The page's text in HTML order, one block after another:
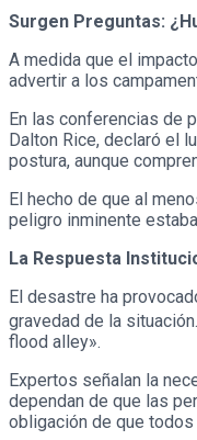
Surgen Preguntas:
A medida que el
advertir a los
En las conferencias de
Dalton Rice, declaró el
postura, aunque
El hecho de que al
peligro inminente
La Respuesta
El desastre ha
gravedad de la situación.
flood alley».
Expertos señalan la
dependan de que las
obligación de que